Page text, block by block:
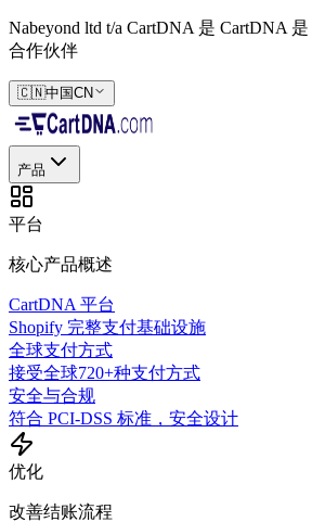
Nabeyond ltd t/a CartDNA 是 CartDNA 是
合作伙伴
🇨🇳中国CN
产品
平台
核心产品概述
CartDNA 平台
Shopify 完整支付基础设施
全球支付方式
接受全球720+种支付方式
安全与合规
符合 PCI-DSS 标准，安全设计
优化
改善结账流程